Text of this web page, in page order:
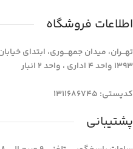
اطلاعات فروشگاه
تهـــران، میدان جمهـــوری، ابتدای
1393 واحد 4 اداری ، واحد 2 انبار
کدپستی: 1311686745
پشتیبانی